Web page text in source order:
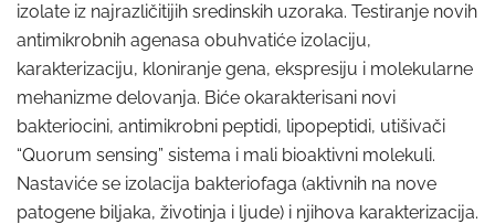
izolate iz najrazličitijih sredinskih uzoraka. Testiranje novih
antimikrobnih agenasa obuhvatiće izolaciju,
karakterizaciju, kloniranje gena, ekspresiju i molekularne
mehanizme delovanja. Biće okarakterisani novi
bakteriocini, antimikrobni peptidi, lipopeptidi, utišivači
“Quorum sensing” sistema i mali bioaktivni molekuli.
Nastaviće se izolacija bakteriofaga (aktivnih na nove
patogene biljaka, životinja i ljude) i njihova karakterizacija.